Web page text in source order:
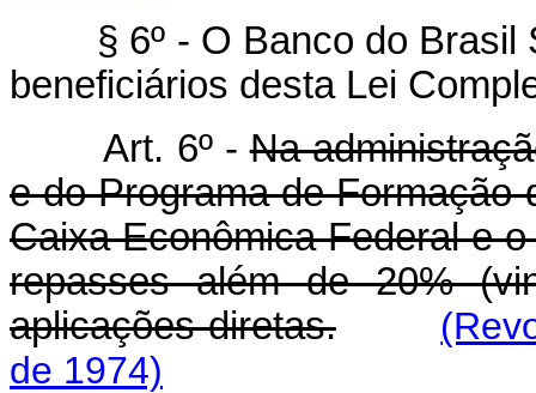
§ 6º - O Banco do
beneficiários desta Lei
Art. 6º -Na
e do Programa de Formação
Caixa Econômica Federal e
repasses além de 20%
aplicações diretas.
de 1974)